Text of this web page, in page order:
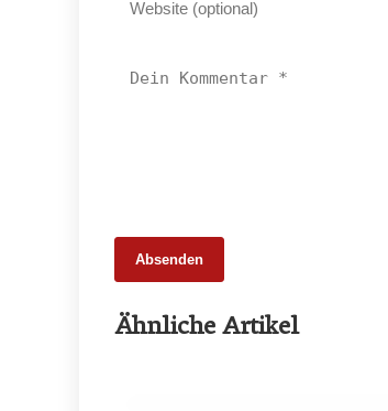
Absenden
Ähnliche Artikel
BIOFACH 2026: Bio-Markt im